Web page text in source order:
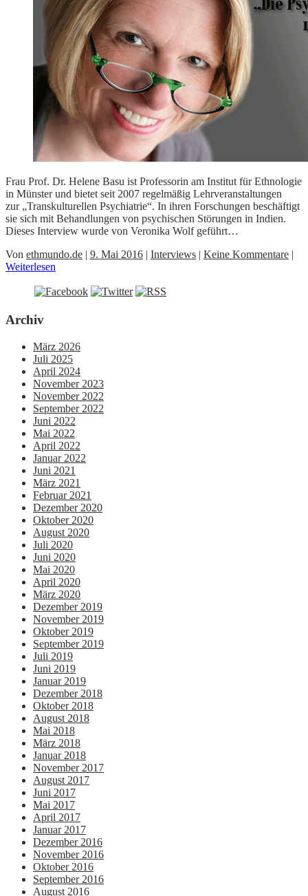
Frau Prof. Dr. Helene Basu ist Professorin am Institut für Ethnologie
in Münster und bietet seit 2007 regelmäßig Lehrveranstaltungen
zur „Transkulturellen Psychiatrie“. In ihren Forschungen beschäftigt
sie sich mit Behandlungen von psychischen Störungen in Indien.
Dieses Interview wurde von Veronika Wolf geführt…
Von ethmundo.de | 9. Mai 2016 | Interviews | Keine Kommentare |
Weiterlesen
Archiv
März 2026
Juli 2025
April 2024
November 2023
November 2022
September 2022
Juni 2022
Mai 2022
April 2022
Januar 2022
Juni 2021
März 2021
Februar 2021
Dezember 2020
Oktober 2020
August 2020
Juli 2020
Juni 2020
Mai 2020
April 2020
März 2020
Dezember 2019
November 2019
Oktober 2019
September 2019
Juli 2019
Juni 2019
Januar 2019
Dezember 2018
Oktober 2018
August 2018
Mai 2018
März 2018
Januar 2018
November 2017
August 2017
Juni 2017
Mai 2017
April 2017
Januar 2017
Dezember 2016
November 2016
Oktober 2016
September 2016
August 2016